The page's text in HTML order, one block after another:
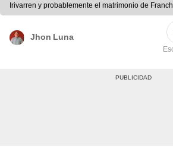
Irivarren y probablemente el matrimonio de
Composición LR/ATV.
Jhon Luna